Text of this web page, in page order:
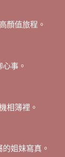
顏值旅程。
事。
相簿裡。
姐妹寫真。